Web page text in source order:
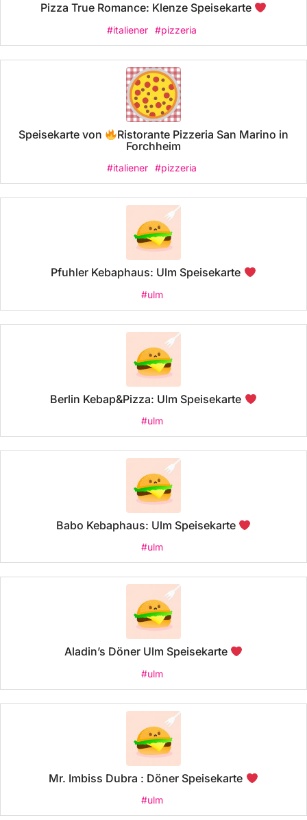
Pizza True Romance: Klenze Speisekarte
#italiener #pizzeria
Speisekarte von
Ristorante Pizzeria San Marino in
Forchheim
#italiener #pizzeria
Pfuhler Kebaphaus: Ulm Speisekarte
#ulm
Berlin Kebap&Pizza: Ulm Speisekarte
#ulm
Babo Kebaphaus: Ulm Speisekarte
#ulm
Aladin’s Döner Ulm Speisekarte
#ulm
Mr. Imbiss Dubra : Döner Speisekarte
#ulm